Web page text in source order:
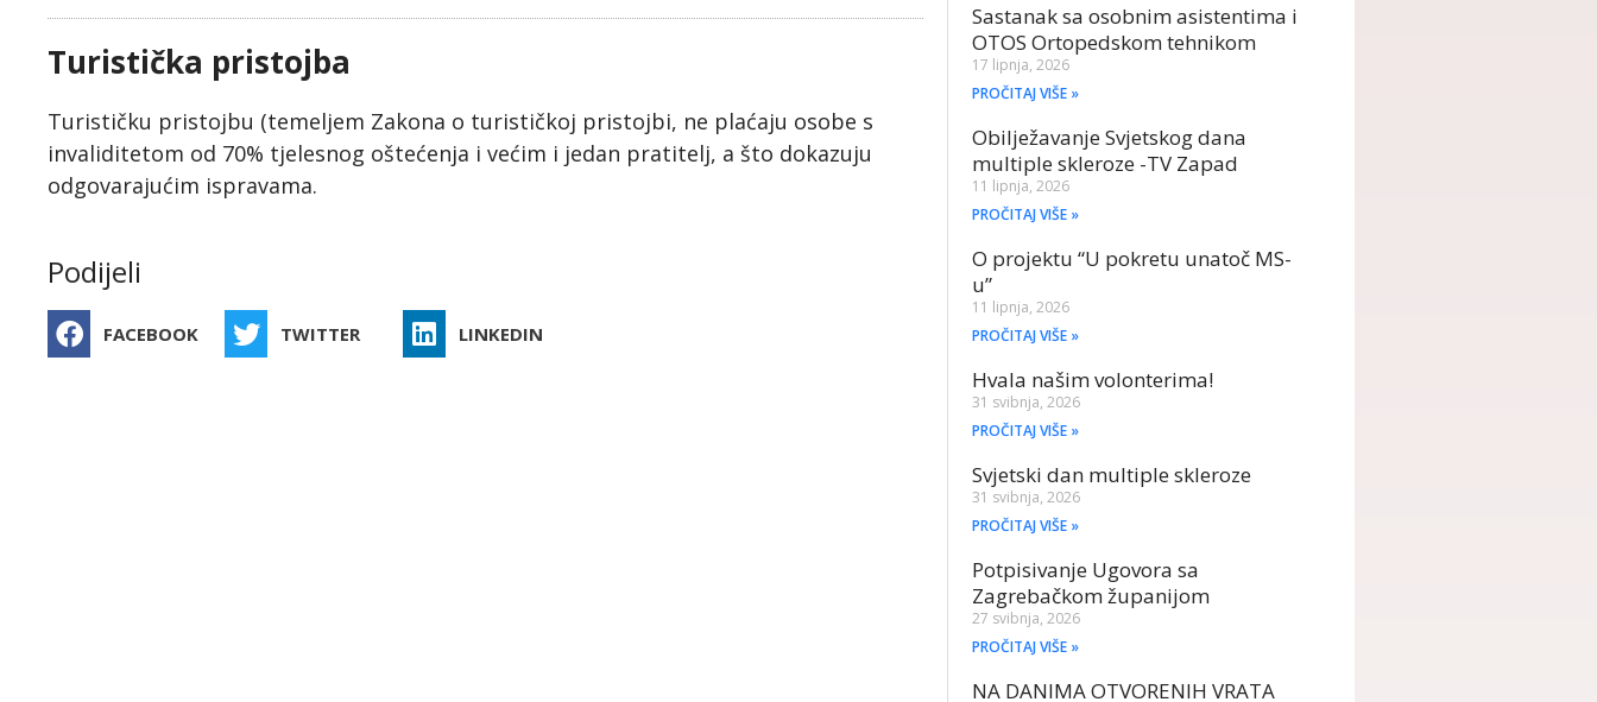
Turistička pristojba
Turističku pristojbu (temeljem Zakona o turističkoj pristojbi, ne plaćaju osobe s
invaliditetom od 70% tjelesnog oštećenja i većim i jedan pratitelj, a što dokazuju
odgovarajućim ispravama.
Podijeli
FACEBOOK TWITTER LINKEDIN
Sastanak sa osobnim asistentima i
OTOS Ortopedskom tehnikom
17 lipnja, 2026
PROČITAJ VIŠE »
Obilježavanje Svjetskog dana
multiple skleroze -TV Zapad
11 lipnja, 2026
PROČITAJ VIŠE »
O projektu “U pokretu unatoč MS-
u”
11 lipnja, 2026
PROČITAJ VIŠE »
Hvala našim volonterima!
31 svibnja, 2026
PROČITAJ VIŠE »
Svjetski dan multiple skleroze
31 svibnja, 2026
PROČITAJ VIŠE »
Potpisivanje Ugovora sa
Zagrebačkom županijom
27 svibnja, 2026
PROČITAJ VIŠE »
NA DANIMA OTVORENIH VRATA